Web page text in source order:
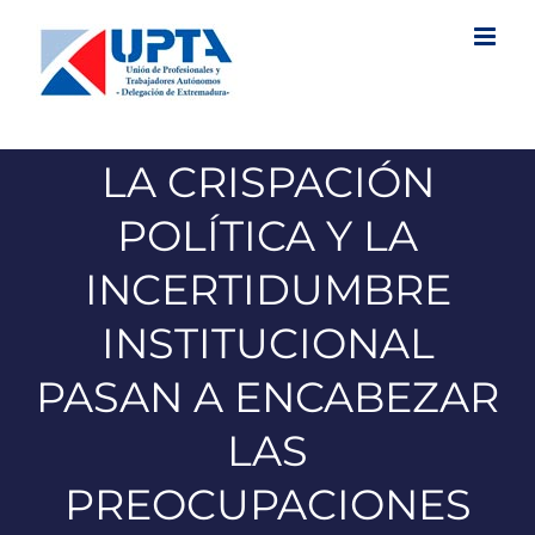
contenido
LA CRISPACIÓN
POLÍTICA Y LA
INCERTIDUMBRE
INSTITUCIONAL
PASAN A ENCABEZAR
LAS
PREOCUPACIONES